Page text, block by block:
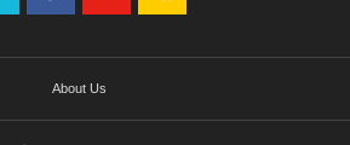
About Us